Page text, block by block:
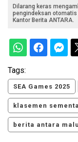
Dilarang keras
pengindeksan
Kantor Berita ANTARA.
Tags:
SEA Games 2025
klasemen
berita antara